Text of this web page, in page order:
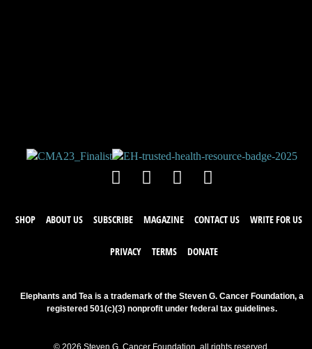
SHOP ABOUT US SUBSCRIBE MAGAZINE CONTACT US WRITE FOR US
PRIVACY TERMS DONATE
Elephants and Tea is a trademark of the Steven G. Cancer Foundation, a
registered 501(c)(3) nonprofit under federal tax guidelines.
© 2026 Steven G. Cancer Foundation, all rights reserved.